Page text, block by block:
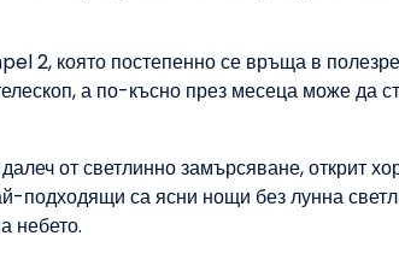
2, която постепенно се връща в
а по-късно през месеца може да
от светлинно замърсяване, открит
подходящи са ясни нощи без лунна
небето.